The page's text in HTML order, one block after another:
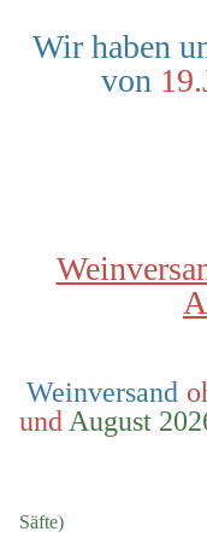
Wir haben
von
Weinversand
und August
Säfte)